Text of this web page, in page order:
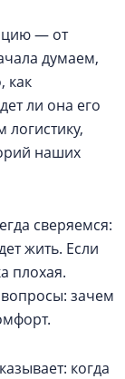
— от
думаем,
как
ли она его
наших
сверяемся:
жить. Если
плохая.
зачем
когда